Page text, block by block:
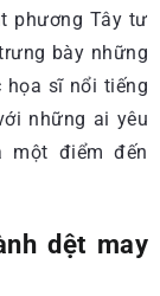
phương Tây tư
bày những
họa sĩ nổi tiếng
những ai yêu
một điểm đến
dệt may